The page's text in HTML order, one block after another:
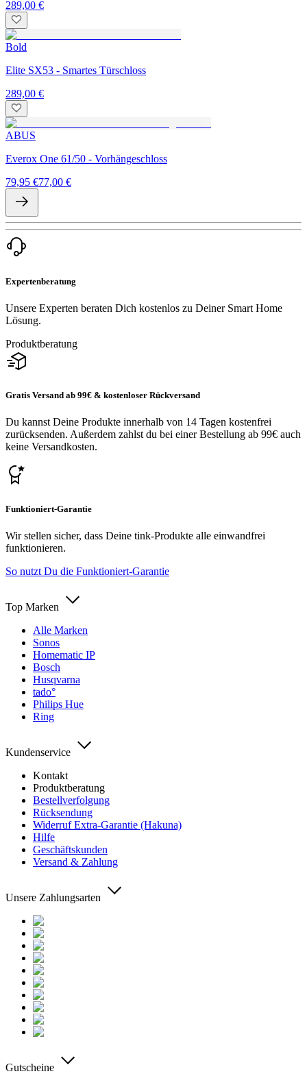
289,00 €
Bold
Elite SX53 - Smartes Türschloss
289,00 €
ABUS
Everox One 61/50 - Vorhängeschloss
79,95 €77,00 €
Expertenberatung
Unsere Experten beraten Dich kostenlos zu Deiner Smart Home
Lösung.
Produktberatung
Gratis Versand ab 99€ & kostenloser Rückversand
Du kannst Deine Produkte innerhalb von 14 Tagen kostenfrei
zurücksenden. Außerdem zahlst du bei einer Bestellung ab 99€ auch
keine Versandkosten.
Funktioniert-Garantie
Wir stellen sicher, dass Deine tink-Produkte alle einwandfrei
funktionieren.
So nutzt Du die Funktioniert-Garantie
Top Marken
Alle Marken
Sonos
Homematic IP
Bosch
Husqvarna
tado°
Philips Hue
Ring
Kundenservice
Kontakt
Produktberatung
Bestellverfolgung
Rücksendung
Widerruf Extra-Garantie (Hakuna)
Hilfe
Geschäftskunden
Versand & Zahlung
Unsere Zahlungsarten
Gutscheine